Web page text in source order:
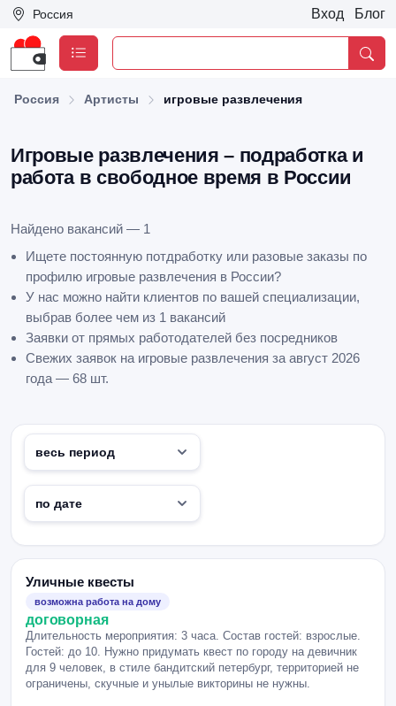
Россия Вход Блог
Россия Артисты игровые развлечения
Игровые развлечения – подработка и
работа в свободное время в России
Найдено вакансий — 1
Ищете постоянную потдработку или разовые заказы по
профилю игровые развлечения в России?
У нас можно найти клиентов по вашей специализации,
выбрав более чем из 1 вакансий
Заявки от прямых работодателей без посредников
Свежих заявок на игровые развлечения за август 2026
года — 68 шт.
Уличные квесты
возможна работа на дому
договорная
Длительность мероприятия: 3 часа. Состав гостей: взрослые.
Гостей: до 10. Нужно придумать квест по городу на девичник
для 9 человек, в стиле бандитский петербург, территорией не
ограничены, скучные и унылые викторины не нужны.